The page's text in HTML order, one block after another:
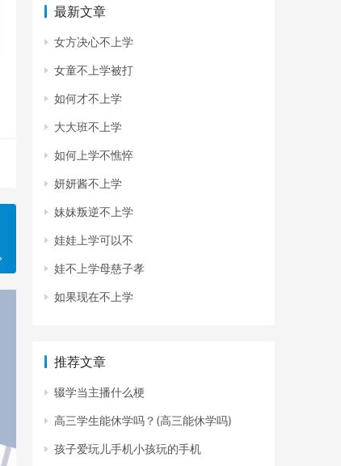
最新文章
女方决心不上学
女童不上学被打
如何才不上学
大大班不上学
如何上学不憔悴
妍妍酱不上学
妹妹叛逆不上学
娃娃上学可以不
娃不上学母慈子孝
如果现在不上学
推荐文章
辍学当主播什么梗
高三学生能休学吗？(高三能休学吗)
孩子爱玩儿手机小孩玩的手机